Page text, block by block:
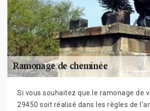
Si vous souhaitez que le ramonage de
29450 soit réalisé dans les règles de